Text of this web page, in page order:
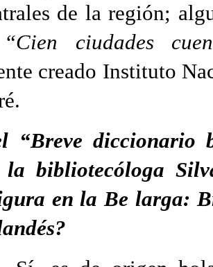
de la región;
“Cien ciudades
creado Instituto
“Breve diccionario
la bibliotecóloga
en la Be larga: